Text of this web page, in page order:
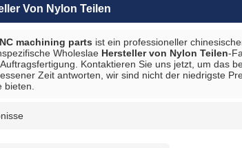
Von Nylon Teilen
machining parts ist ein professioneller
Wholeslae Hersteller von Nylon Teilen-
Auftragsfertigung. Kontaktieren Sie uns jetzt, um das
Zeit antworten, wir sind nicht der niedrigste
bieten.